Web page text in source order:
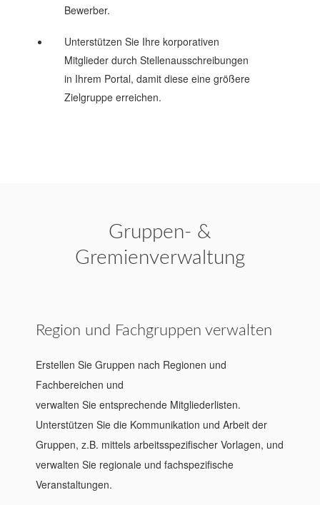
Bewerber.
Unterstützen Sie Ihre korporativen
Mitglieder durch Stellenausschreibungen
in Ihrem Portal, damit diese eine größere
Zielgruppe erreichen.
Gruppen- &
Gremienverwaltung
Region und Fachgruppen verwalten
Erstellen Sie Gruppen nach Regionen und
Fachbereichen und
verwalten Sie entsprechende Mitgliederlisten.
Unterstützen Sie die Kommunikation und Arbeit der
Gruppen, z.B. mittels arbeitsspezifischer Vorlagen, und
verwalten Sie regionale und fachspezifische
Veranstaltungen.